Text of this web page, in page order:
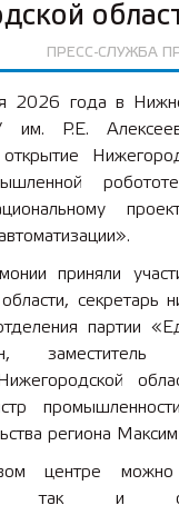
ПРЕСС-СЛУЖБА
2026 года в
Р.Е.
приняли
секретарь
партии
заместитель
региона
центре можно
так и